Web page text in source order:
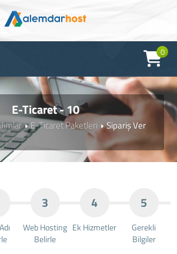
0
E-Ticaret - 10
E-Ticaret Paketleri Sipariş Ver
3
Web Hosting
Belirle
4
Ek Hizmetler
5
Gerekli
Bilgiler